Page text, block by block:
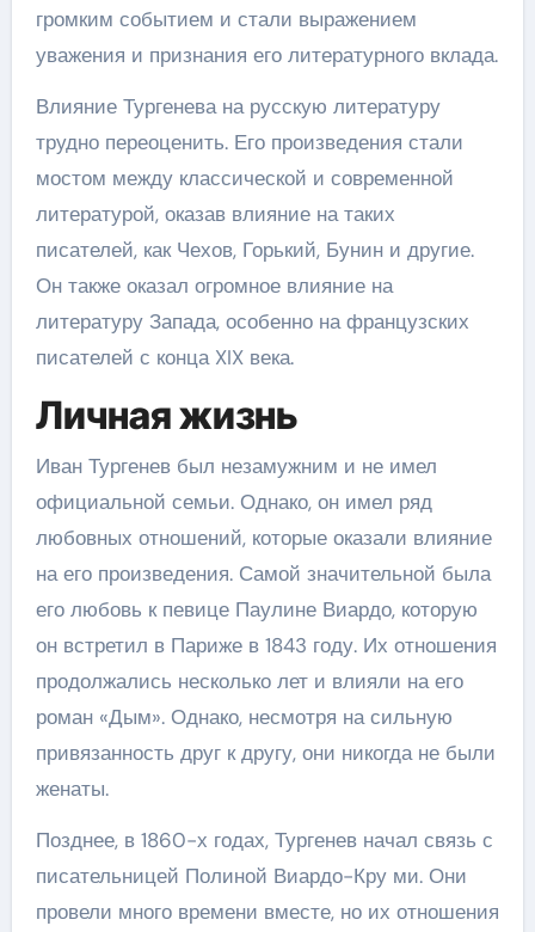
громким событием и стали выражением
уважения и признания его литературного вклада.
Влияние Тургенева на русскую литературу
трудно переоценить. Его произведения стали
мостом между классической и современной
литературой, оказав влияние на таких
писателей, как Чехов, Горький, Бунин и другие.
Он также оказал огромное влияние на
литературу Запада, особенно на французских
писателей с конца XIX века.
Личная жизнь
Иван Тургенев был незамужним и не имел
официальной семьи. Однако, он имел ряд
любовных отношений, которые оказали влияние
на его произведения. Самой значительной была
его любовь к певице Паулине Виардо, которую
он встретил в Париже в 1843 году. Их отношения
продолжались несколько лет и влияли на его
роман «Дым». Однако, несмотря на сильную
привязанность друг к другу, они никогда не были
женаты.
Позднее, в 1860-х годах, Тургенев начал связь с
писательницей Полиной Виардо-Кру ми. Они
провели много времени вместе, но их отношения